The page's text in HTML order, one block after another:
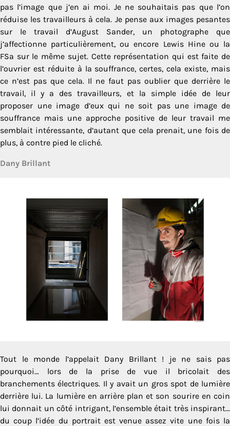
pas l’image que j’en ai moi. Je ne souhaitais pas que l’on
réduise les travailleurs à cela. Je pense aux images pesantes
sur le travail d’August Sander, un photographe que
j’affectionne particulièrement, ou encore Lewis Hine ou la
FSa sur le même sujet. Cette représentation qui est faite de
l’ouvrier est réduite à la souffrance, certes, cela existe, mais
ce n’est pas que cela. Il ne faut pas oublier que derrière le
travail, il y a des travailleurs, et la simple idée de leur
proposer une image d’eux qui ne soit pas une image de
souffrance mais une approche positive de leur travail me
semblait intéressante, d’autant que cela prenait, une fois de
plus, à contre pied le cliché.
Dany Brillant
Tout le monde l’appelait Dany Brillant ! je ne sais pas
pourquoi… lors de la prise de vue il bricolait des
branchements électriques. Il y avait un gros spot de lumière
derrière lui. La lumière en arrière plan et son sourire en coin
lui donnait un côté intrigant, l’ensemble était très inspirant…
du coup l’idée du portrait est venue assez vite une fois la